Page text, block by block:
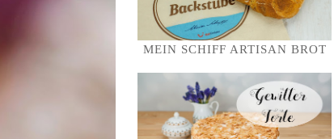
MEIN SCHIFF ARTISAN BROT